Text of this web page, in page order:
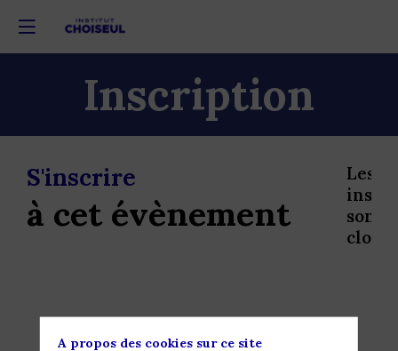
Inscription
S'inscrire
à cet évènement
Les
sont
A propos des cookies sur ce site